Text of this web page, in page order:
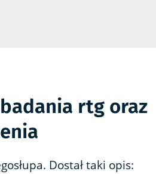
rtg oraz
Dostał taki opis: